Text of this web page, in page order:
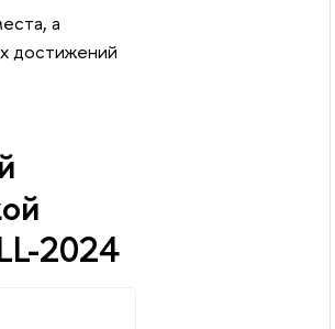
а
достижений
2024